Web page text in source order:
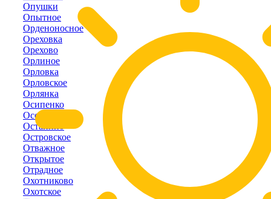
Опушки
Опытное
Орденоносное
Ореховка
Орехово
Орлиное
Орловка
Орловское
Орлянка
Осипенко
Осовины
Останино
Островское
Отважное
Открытое
Отрадное
Охотниково
Охотское